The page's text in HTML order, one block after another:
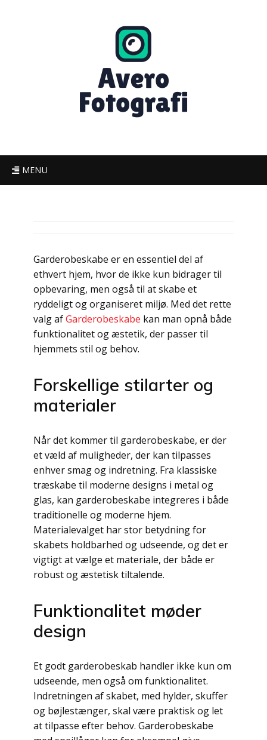
MENU
Garderobeskabe er en essentiel del af
ethvert hjem, hvor de ikke kun bidrager til
opbevaring, men også til at skabe et
ryddeligt og organiseret miljø. Med det rette
valg afGarderobeskabe kan man opnå både
funktionalitet og æstetik, der passer til
hjemmets stil og behov.
Forskellige stilarter og
materialer
Når det kommer til garderobeskabe, er der
et væld af muligheder, der kan tilpasses
enhver smag og indretning. Fra klassiske
træskabe til moderne designs i metal og
glas, kan garderobeskabe integreres i både
traditionelle og moderne hjem.
Materialevalget har stor betydning for
skabets holdbarhed og udseende, og det er
vigtigt at vælge et materiale, der både er
robust og æstetisk tiltalende.
Funktionalitet møder
design
Et godt garderobeskab handler ikke kun om
udseende, men også om funktionalitet.
Indretningen af skabet, med hylder, skuffer
og bøjlestænger, skal være praktisk og let
at tilpasse efter behov. Garderobeskabe